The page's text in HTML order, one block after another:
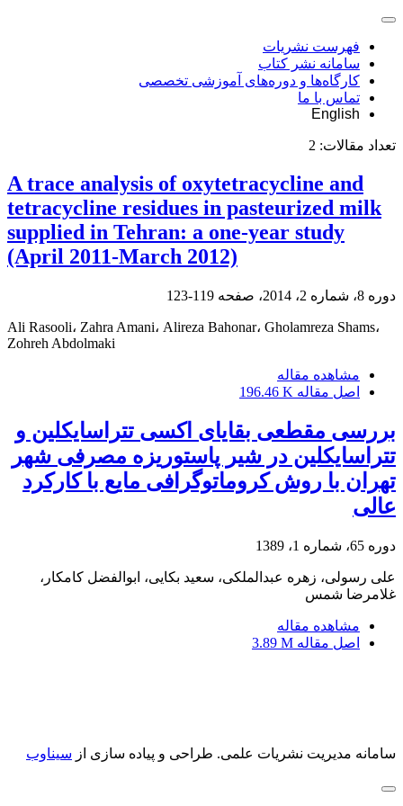
فهرست نشریات
سامانه نشر کتاب
کارگاه‌ها و دوره‌های آموزشی تخصصی
تماس با ما
English
تعداد مقالات: 2
A trace analysis of oxytetracycline and
tetracycline residues in pasteurized milk
supplied in Tehran: a one-year study
(April 2011-March 2012)
دوره 8، شماره 2، 2014، صفحه 119-123
Ali Rasooli، Zahra Amani، Alireza Bahonar، Gholamreza Shams،
Zohreh Abdolmaki
مشاهده مقاله
اصل مقاله 196.46 K
بررسی مقطعی بقایای اکسی تتراسایکلین و
تتراسایکلین در شیر پاستوریزه مصرفی شهر
تهران با روش کروماتوگرافی مایع با کارکرد
عالی
دوره 65، شماره 1، 1389
علی رسولی، زهره عبدالملکی، سعید بکایی، ابوالفضل کامکار،
غلامرضا شمس
مشاهده مقاله
اصل مقاله 3.89 M
سامانه مدیریت نشریات علمی. طراحی و پیاده سازی از سیناوب